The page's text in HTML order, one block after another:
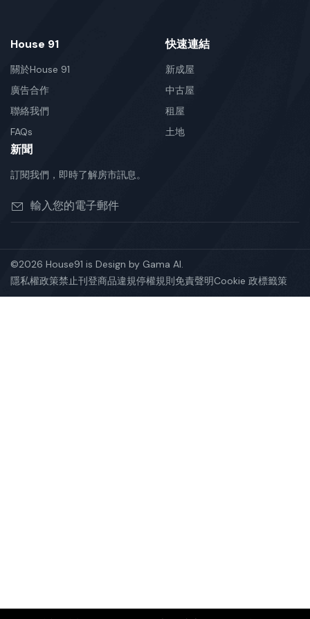
House 91
關於House 91
廣告合作
聯絡我們
FAQs
快速連結
新成屋
中古屋
租屋
土地
新聞
訂閱我們，即時了解房市訊息。
©2026 House91 is Design by Gama AI.
隱私權政策禁止刊登商品違規停權規則免責聲明Cookie 政標籤策